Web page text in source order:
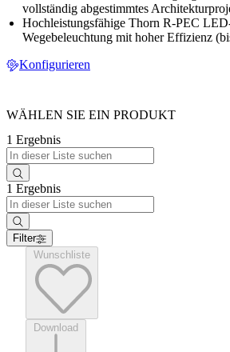
vollständig abgestimmtes
Hochleistungsfähige Thorn R-PEC
Wegebeleuchtung mit hoher Effizienz
Konfigurieren
WÄHLEN SIE EIN PRODUKT
1 Ergebnis
1 Ergebnis
Filter